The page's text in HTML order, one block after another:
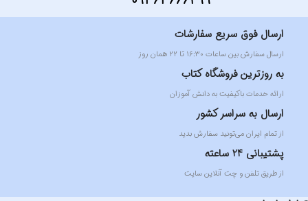
ارسال فوق سریع سفارشات
ارسال سفارش بین ساعات ۱۶:۳۰ تا ۲۲ همان روز
به روزترین فروشگاه کتاب
ارائه خدمات باکیفیت به دانش آموزان
ارسال به سراسر کشور
از تمام ایران می‌تونید سفارش بدید
پشتیبانی 24 ساعته
از طریق تلفن و چت آنلاین سایت